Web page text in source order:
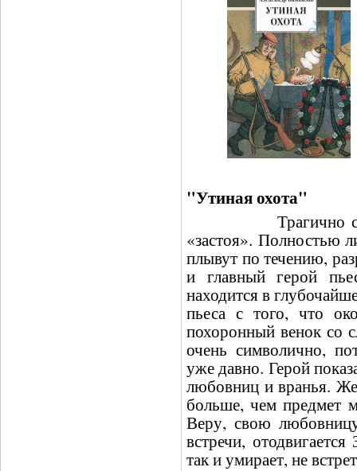
"Утиная охота"
Трагично
«застоя». Полностью
плывут по течению,
и главный герой
находится в
пьеса с того, что
похоронный венок со
очень символично,
уже давно. Герой
любовниц и вранья.
больше, чем предмет
Веру, свою
встречи,
так и умирает, не